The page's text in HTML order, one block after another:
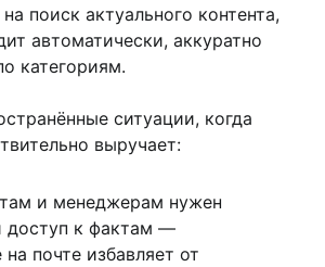
поиск актуального контента,
автоматически, аккуратно
категориям.
ситуации, когда
выручает:
и менеджерам нужен
доступ к фактам —
почте избавляет от